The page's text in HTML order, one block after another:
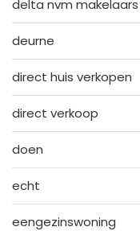
delta nvm makelaars
deurne
direct huis verkopen
direct verkoop
doen
echt
eengezinswoning